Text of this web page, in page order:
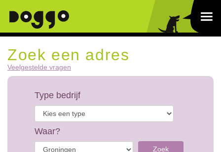
Zoek een adres
Veelgestelde vragen
Type bedrijf
Waar?
Zoek